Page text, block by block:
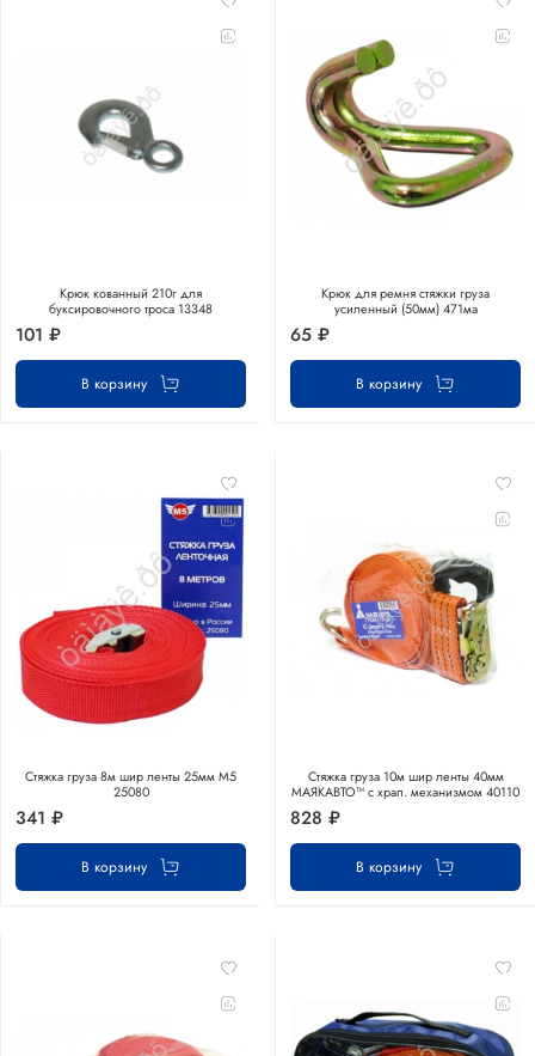
Крюк кованный 210г для
буксировочного троса 13348
101 ₽
В корзину
Крюк для ремня стяжки груза
усиленный (50мм) 471ма
65 ₽
В корзину
Стяжка груза 8м шир ленты 25мм М5
25080
341 ₽
В корзину
Стяжка груза 10м шир ленты 40мм
МАЯКАВТО™ с храп. механизмом 40110
828 ₽
В корзину